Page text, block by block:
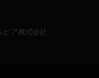
ビア株式会社